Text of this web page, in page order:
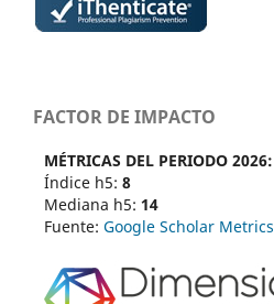
FACTOR DE IMPACTO
MÉTRICAS DEL PERIODO 2026:
Índice h5: 8
Mediana h5: 14
Fuente: Google Scholar Metrics